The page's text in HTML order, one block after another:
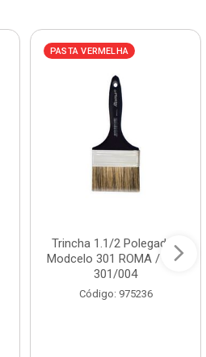
PASTA VERMELHA
Trincha 1.1/2 Polegadas
Modcelo 301 ROMA / REF.
301/004
Código: 975236